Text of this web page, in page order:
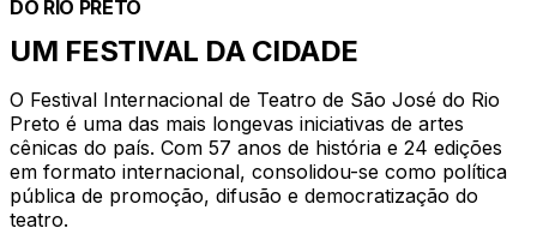
DO RIO PRETO
UM FESTIVAL DA CIDADE
O Festival Internacional de Teatro de São José do Rio
Preto é uma das mais longevas iniciativas de artes
cênicas do país. Com 57 anos de história e 24 edições
em formato internacional, consolidou-se como política
pública de promoção, difusão e democratização do
teatro.